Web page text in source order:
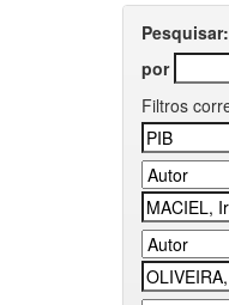
Pesquisar:
por
Filtros